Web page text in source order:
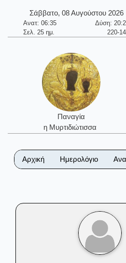
Σάββατο, 08 Αυγούστου 2026
Ανατ: 06:35
Δύση:
Σελ. 25 ημ.
220-
Παναγία
η Μυρτιδιώτισσα
Αρχική Ημερολόγιο